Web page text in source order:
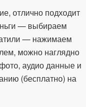
отлично подходит
— выбираем
— нажимаем
можно наглядно
аудио данные и
(бесплатно) на